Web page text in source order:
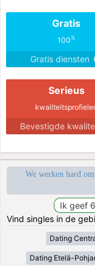
Gratis
100%
Gratis diensten
Serieus
Bevestigde
We werken hard
Vind singles in de
Dating
Dating Etelä-